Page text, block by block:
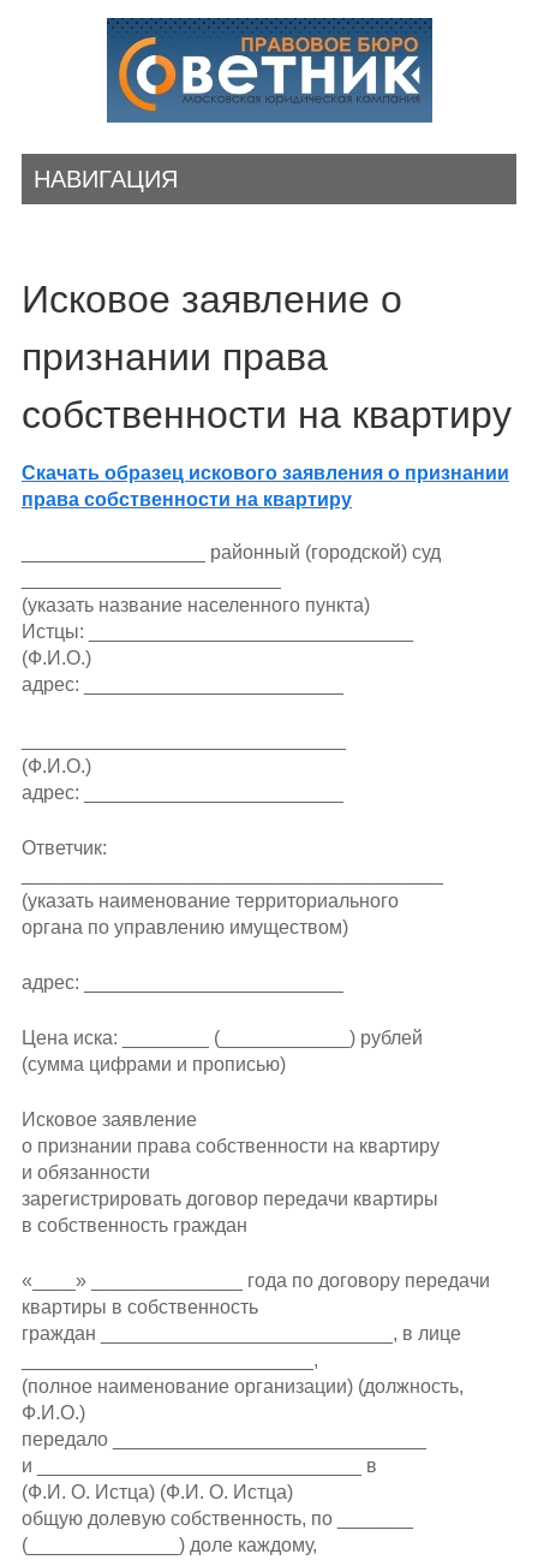
НАВИГАЦИЯ
Исковое заявление о
признании права
собственности на квартиру
Скачать образец искового заявления о признании
права собственности на квартиру
_________________ районный (городской) суд
(указать название населенного пункта)
Истцы: ______________________________
(Ф.И.О.)
адрес: ________________________
(Ф.И.О.)
адрес: ________________________
Ответчик:
(указать наименование территориального
органа по управлению имуществом)
адрес: ________________________
Цена иска: ________ (____________) рублей
(сумма цифрами и прописью)
Исковое заявление
о признании права собственности на квартиру
и обязанности
зарегистрировать договор передачи квартиры
в собственность граждан
«____» ______________ года по договору передачи
квартиры в собственность
граждан ___________________________, в лице
___________________________,
(полное наименование организации) (должность,
Ф.И.О.)
передало _____________________________
и ______________________________ в
(Ф.И. О. Истца) (Ф.И. О. Истца)
общую долевую собственность, по _______
(______________) доле каждому,